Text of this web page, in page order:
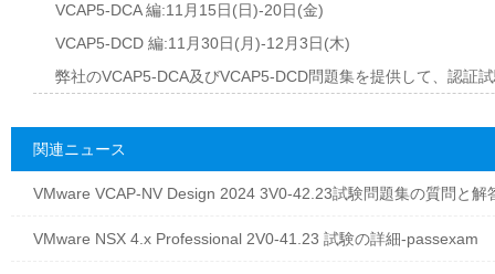
VCAP5-DCA 編:11月15日(日)-20日(金)
VCAP5-DCD 編:11月30日(月)-12月3日(木)
弊社のVCAP5-DCA及びVCAP5-DCD問題集を提供して、認証
関連ニュース
VMware VCAP-NV Design 2024 3V0-42.23試験問題集の質問と解
VMware NSX 4.x Professional 2V0-41.23 試験の詳細-passexam